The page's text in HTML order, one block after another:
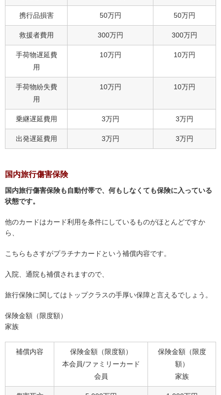
携行品損害 50万円 50万円
救援者費用 300万円 300万円
手荷物遅延費
用
10万円 10万円
手荷物紛失費
用
10万円 10万円
乗継遅延費用 3万円 3万円
出発遅延費用 3万円 3万円
国内旅行傷害保険
国内旅行傷害保険も自動付帯で、何もしなくても保険に入っている
状態です。
他のカードはカード利用を条件にしているものがほとんどですか
ら、
こちらもさすがプラチナカードという補償内容です。
入院、通院も補償されますので、
旅行保険に関してはトップクラスの手厚い保障と言えるでしょう。
保険金額（限度額）
家族
補償内容
保険金額（限度額）
本会員/ファミリーカード
会員
保険金額（限度
額）
家族